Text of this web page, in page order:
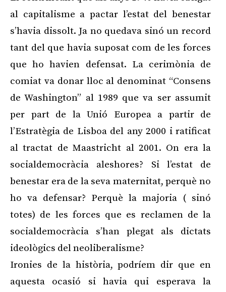
al capitalisme a pactar l’estat del benestar
s’havia dissolt. Ja no quedava sinó un record
tant del que havia suposat com de les forces
que ho havien defensat. La cerimònia de
comiat va donar lloc al denominat “Consens
de Washington” al 1989 que va ser assumit
per part de la Unió Europea a partir de
l’Estratègia de Lisboa del any 2000 i ratificat
al tractat de Maastricht al 2001. On era la
socialdemocràcia aleshores? Si l’estat de
benestar era de la seva maternitat, perquè no
ho va defensar? Perquè la majoria ( sinó
totes) de les forces que es reclamen de la
socialdemocràcia s’han plegat als dictats
ideològics del neoliberalisme?
Ironies de la història, podríem dir que en
aquesta ocasió si havia qui esperava la